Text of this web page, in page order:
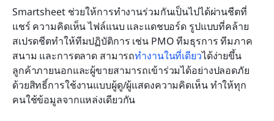
Smartsheet ช่วยให้การทำงานร่วมกันเป็นไปได้ผ่านชีตที่
แชร์ ความคิดเห็น ไฟล์แนบ และแดชบอร์ด รูปแบบที่คล้าย
สเปรดชีตทำให้ทีมปฏิบัติการ เช่น PMO ทีมธุรการ ทีมภาค
สนาม และการตลาด สามารถทำงานในที่เดียวได้ง่ายขึ้น
ลูกค้าภายนอกและผู้ขายสามารถเข้าร่วมได้อย่างปลอดภัย
ด้วยสิทธิ์การใช้งานแบบผู้ดู/ผู้แสดงความคิดเห็น ทำให้ทุก
คนใช้ข้อมูลจากแหล่งเดียวกัน